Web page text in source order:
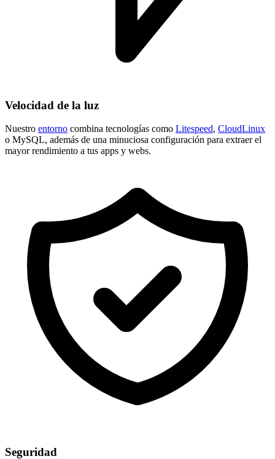
Velocidad de la luz
Nuestro entorno combina tecnologías como Litespeed, CloudLinux
o MySQL, además de una minuciosa configuración para extraer el
mayor rendimiento a tus apps y webs.
Seguridad